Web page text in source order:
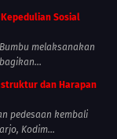
Kepedulian Sosial
melaksanakan
dan Harapan
pedesaan kembali
Kodim...